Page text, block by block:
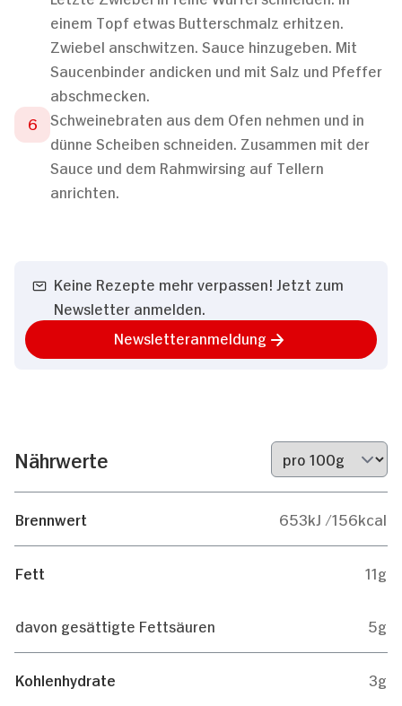
einem Topf etwas Butterschmalz erhitzen.
Zwiebel anschwitzen. Sauce hinzugeben. Mit
Saucenbinder andicken und mit Salz und Pfeffer
abschmecken.
Schweinebraten aus dem Ofen nehmen und in
dünne Scheiben schneiden. Zusammen mit der
Sauce und dem Rahmwirsing auf Tellern
anrichten.
Keine Rezepte mehr verpassen! Jetzt zum
Newsletter anmelden.
Newsletteranmeldung
Nährwerte
Brennwert 653kJ /156kcal
Fett 11g
davon gesättigte Fettsäuren 5g
Kohlenhydrate 3g